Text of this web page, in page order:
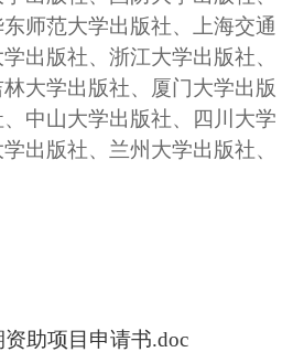
师范大学出版社、上海交通
出版社、浙江大学出版社、
大学出版社、厦门大学出版
中山大学出版社、四川大学
出版社、兰州大学出版社、
助项目申请书.doc